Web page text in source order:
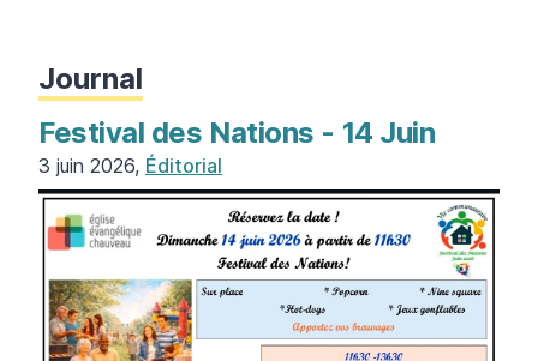
Journal
Festival des Nations - 14 Juin
3 juin 2026, Éditorial